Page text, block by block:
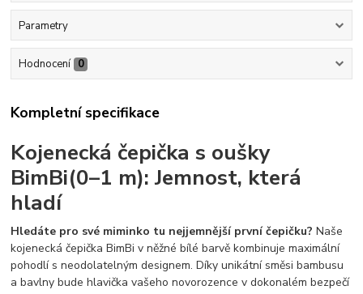
Parametry
Hodnocení 0
Kompletní specifikace
Kojenecká čepička s oušky
BimBi(0–1 m): Jemnost, která
hladí
Hledáte pro své miminko tu nejjemnější první čepičku? Naše
kojenecká čepička BimBi v něžné bílé barvě kombinuje maximální
pohodlí s neodolatelným designem. Díky unikátní směsi bambusu
a bavlny bude hlavička vašeho novorozence v dokonalém bezpečí